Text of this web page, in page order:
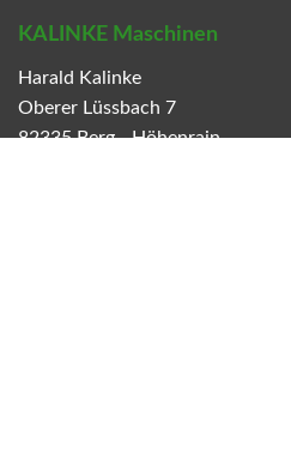
KALINKE Maschinen
Harald Kalinke
Oberer Lüssbach 7
82335 Berg - Höhenrain